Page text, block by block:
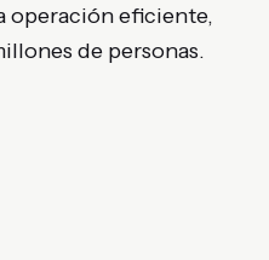
operación eficiente,
de personas.